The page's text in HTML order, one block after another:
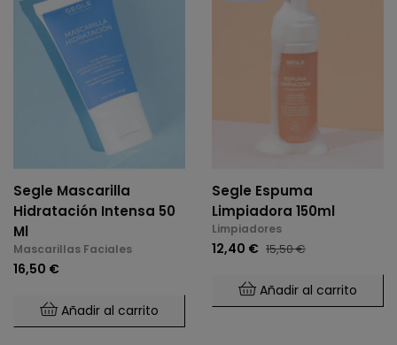
Segle Mascarilla
Hidratación Intensa 50
Ml
Mascarillas Faciales
16,50 €
Añadir al carrito
Segle Espuma
Limpiadora 150ml
Limpiadores
12,40 € 15,50 €
Añadir al carrito